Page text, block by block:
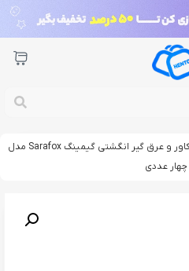
/ کاور و عرق گیر انگشتی گیمینگ Sarafox مدل